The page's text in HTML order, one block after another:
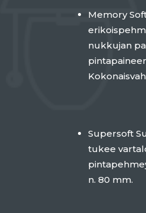
Memory
nukkujan
Supersoft
tukee
n. 80 mm.